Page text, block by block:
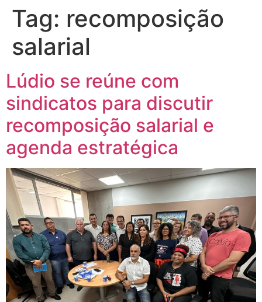
Tag: recomposição
salarial
Lúdio se reúne com
sindicatos para discutir
recomposição salarial e
agenda estratégica